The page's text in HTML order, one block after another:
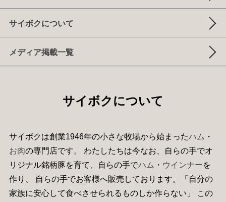
サイボクについて
メディア掲載一覧
サイボクについて
サイボクは創業1946年の小さな牧場から始まったハム ・
お肉の専門店です。 わたしたちは今なお、自らの手でオ
リジナル銘柄豚を育て、自らの手でハム ・ ウインナーを
作り、 自らの手でお客様へ販売しております。「自分の
家族に安心して食べさせられるものしか作らない」 この